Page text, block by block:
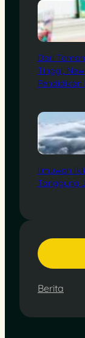
Dari
Tinggi,
Ilmuwan
Tanggung
Berita